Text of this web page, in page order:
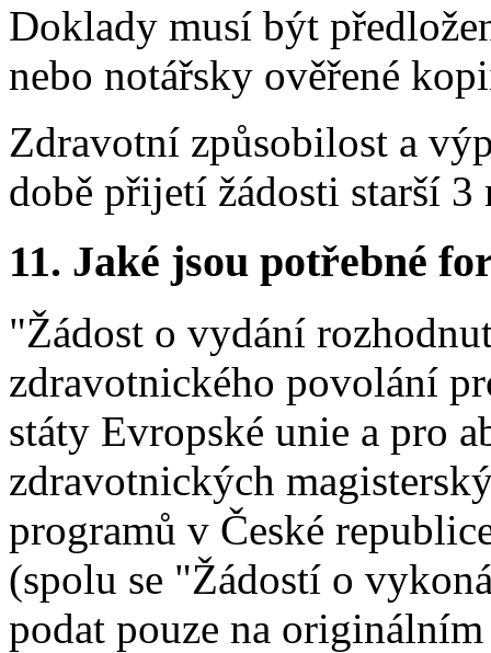
Doklady musí být
nebo notářsky ověřené
Zdravotní způsobilost a
době přijetí žádosti starší 3
11. Jaké jsou potřebné
"Žádost o vydání
zdravotnického povolání
státy Evropské unie a pro
zdravotnických
programů v České
(spolu se "Žádostí o
podat pouze na